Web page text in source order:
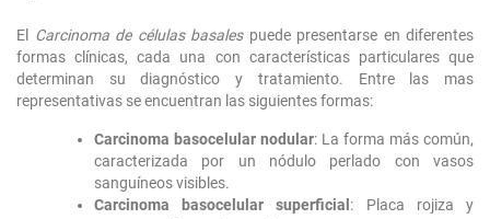
El Carcinoma de células basalespuede presentarse en diferentes
formas clínicas, cada una con características particulares que
determinan su diagnóstico y tratamiento. Entre las mas
representativas se encuentran las siguientes formas:
Carcinoma basocelular nodular: La forma más común,
caracterizada por un nódulo perlado con vasos
sanguíneos visibles.
Carcinoma basocelular superficial : Placa rojiza y